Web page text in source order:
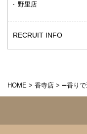
野里店
RECRUIT INFO
HOME > 香寺店 > ➖香り